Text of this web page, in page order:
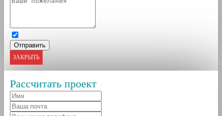
ЗАКРЫТЬ
Рассчитать проект